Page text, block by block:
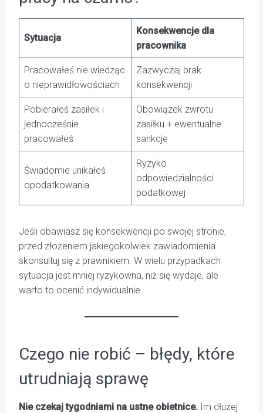
Sytuacja
Konsekwencje dla
pracownika
Pracowałeś nie wiedząc
o nieprawidłowościach
Zazwyczaj brak
konsekwencji
Pobierałeś zasiłek i
jednocześnie
pracowałeś
Obowiązek zwrotu
zasiłku + ewentualne
sankcje
Świadomie unikałeś
opodatkowania
Ryzyko
odpowiedzialności
podatkowej
Jeśli obawiasz się konsekwencji po swojej stronie,
przed złożeniem jakiegokolwiek zawiadomienia
skonsultuj się z prawnikiem. W wielu przypadkach
sytuacja jest mniej ryzykowna, niż się wydaje, ale
warto to ocenić indywidualnie.
Czego nie robić – błędy, które
utrudniają sprawę
Nie czekaj tygodniami na ustne obietnice. Im dłużej